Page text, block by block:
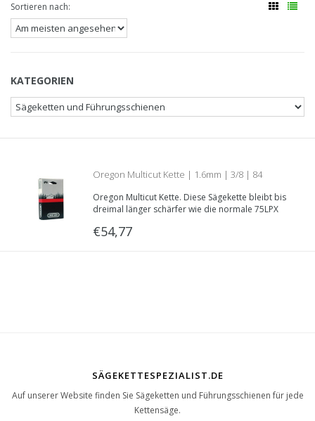
Sortieren nach:
KATEGORIEN
Oregon Multicut Kette | 1.6mm | 3/8 | 84
Treibglieder | Teilnummer M75LPX084E
Oregon Multicut Kette. Diese Sägekette bleibt bis
dreimal länger schärfer wie die normale 75LPX
€54,77
SÄGEKETTESPEZIALIST.DE
Auf unserer Website finden Sie Sägeketten und Führungsschienen für jede
Kettensäge.